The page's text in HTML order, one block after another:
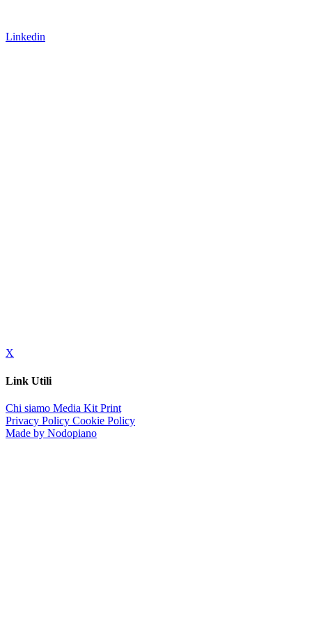
Linkedin
X
Link Utili
Chi siamo Media Kit Print
Privacy Policy Cookie Policy
Made by Nodopiano